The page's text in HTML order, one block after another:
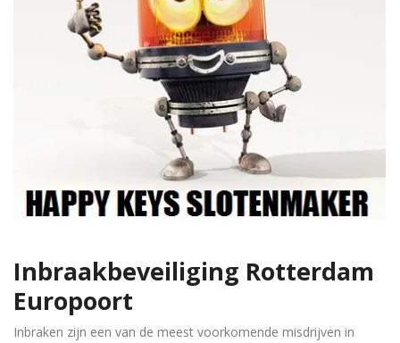
Inbraakbeveiliging Rotterdam
Europoort
Inbraken zijn een van de meest voorkomende misdrijven in